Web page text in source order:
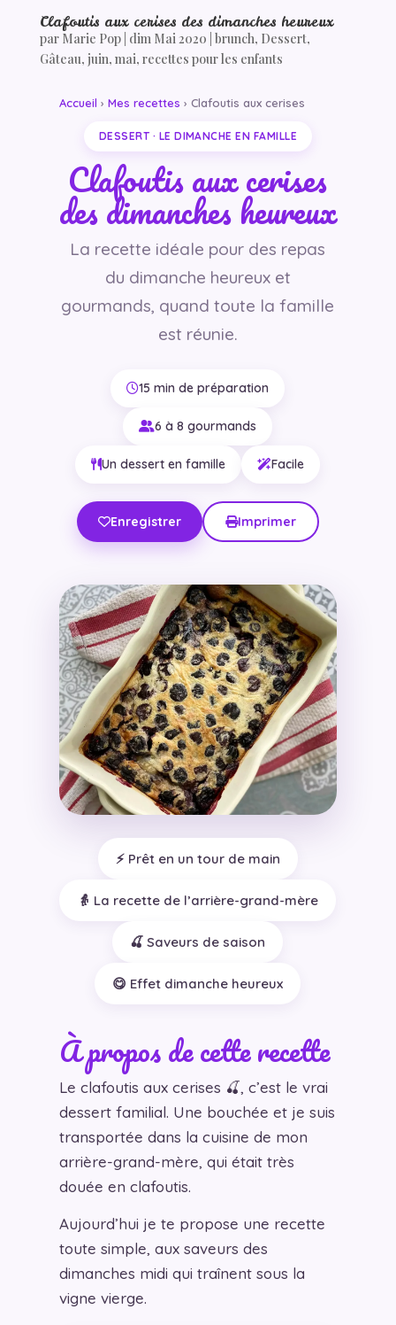
Clafoutis aux cerises des dimanches heureux
par Marie Pop| dim Mai 2020 brunch, Dessert,
Gâteau, juin, mai, recettes pour les enfants
Accueil › Mes recettes › Clafoutis aux cerises
DESSERT · LE DIMANCHE EN FAMILLE
Clafoutis aux cerises
des dimanches heureux
La recette idéale pour des repas
du dimanche heureux et
gourmands, quand toute la famille
est réunie.
15 min de préparation
6 à 8 gourmands
Un dessert en famille Facile
Enregistrer Imprimer
⚡ Prêt en un tour de main
👵 La recette de l’arrière-grand-mère
🍒 Saveurs de saison
😋 Effet dimanche heureux
À propos de cette recette
Le clafoutis aux cerises 🍒, c’est le vrai
dessert familial. Une bouchée et je suis
transportée dans la cuisine de mon
arrière-grand-mère, qui était très
douée en clafoutis.
Aujourd’hui je te propose une recette
toute simple, aux saveurs des
dimanches midi qui traînent sous la
vigne vierge.